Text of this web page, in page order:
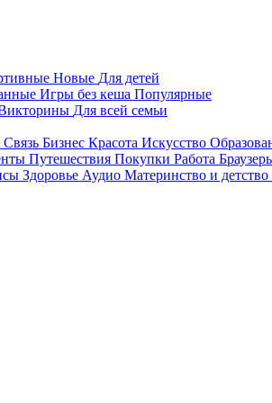
Новые Для детей
Игры без кеша Популярные
Для всей семьи
Связь Бизнес Красота Искусство
Путешествия Покупки Работа
Здоровье Аудио Материнство и детство